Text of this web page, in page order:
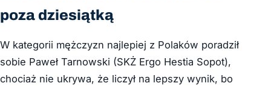
poza dziesiątką
W kategorii mężczyzn najlepiej z Polaków poradził
sobie Paweł Tarnowski (SKŻ Ergo Hestia Sopot),
chociaż nie ukrywa, że liczył na lepszy wynik, bo